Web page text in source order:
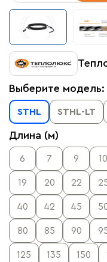
Выберите модель:
STHL STHL-LT
Длина (м)
6 7 9 10
19 20 22
40 42 45
80 85 90
125 135 150